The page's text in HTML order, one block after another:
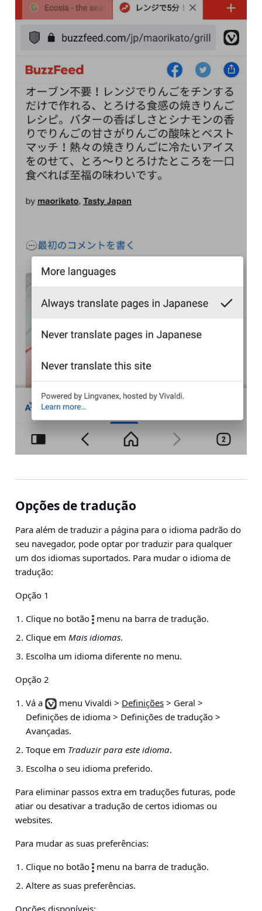
Opções de tradução
Para além de traduzir a página para o idioma padrão do
seu navegador, pode optar por traduzir para qualquer
um dos idiomas suportados. Para mudar o idioma de
tradução:
Opção 1
Clique no botão
menu na barra de tradução.
Clique em Mais idiomas.
Escolha um idioma diferente no menu.
Opção 2
Vá a
menu Vivaldi > Definições > Geral >
Definições de idioma > Definições de tradução >
Avançadas.
Toque em Traduzir para este idioma.
Escolha o seu idioma preferido.
Para eliminar passos extra em traduções futuras, pode
atiar ou desativar a tradução de certos idiomas ou
websites.
Para mudar as suas preferências:
Clique no botão
menu na barra de tradução.
Altere as suas preferências.
Opções disponíveis: